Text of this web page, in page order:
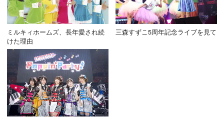
ミルキィホームズ、長年愛され続
けた理由
三森すずこ5周年記念ライブを見て